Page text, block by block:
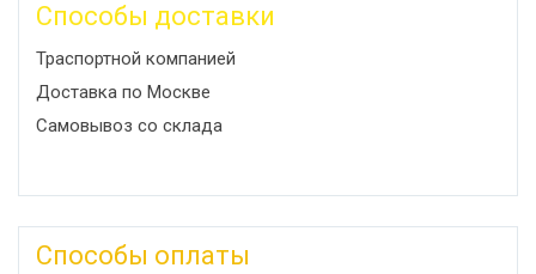
Способы доставки
Траспортной компанией
Доставка по Москве
Самовывоз со склада
Способы оплаты